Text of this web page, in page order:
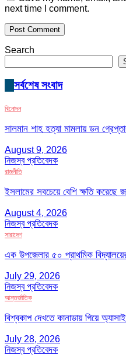
next time I comment.
Search
সর্বশেষ সংবাদ
বিনোদন
সালমান শাহ হত্যা মামলায় ডন
August 9, 2026
নিজস্ব প্রতিবেদক
রাজনীতি
ইসলামের সবচেয়ে বেশি ক্ষতি করেছে
August 4, 2026
নিজস্ব প্রতিবেদক
সারাদেশ
এক উপজেলার ৫০ প্রাথমিক
July 29, 2026
নিজস্ব প্রতিবেদক
আন্তর্জাতিক
বিশ্বকাপ দেখতে কানাডায় গিয়ে
July 28, 2026
নিজস্ব প্রতিবেদক